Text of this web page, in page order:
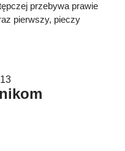
przebywa prawie
pierwszy, pieczy